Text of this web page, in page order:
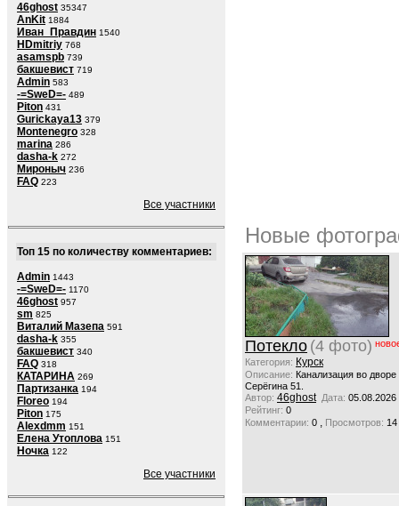
46ghost 35347
AnKit 1884
Иван_Правдин 1540
HDmitriy 768
asamspb 739
бакшевист 719
Admin 583
-=SweD=- 489
Piton 431
Gurickaya13 379
Montenegro 328
marina 286
dasha-k 272
Мироныч 236
FAQ 223
Все участники
Топ 15 по количеству комментариев:
Admin 1443
-=SweD=- 1170
46ghost 957
sm 825
Виталий Мазепа 591
dasha-k 355
бакшевист 340
FAQ 318
КАТАРИНА 269
Партизанка 194
Floreo 194
Piton 175
Alexdmm 151
Елена Утоплова 151
Ночка 122
Все участники
Новые
Потекло (4 фото)
Категория: Курск
Описание: Канализация во
Серёгина 51.
Автор: 46ghost Дата: 05.08.2026
Рейтинг: 0
Комментарии: 0 , Просмотров: 14